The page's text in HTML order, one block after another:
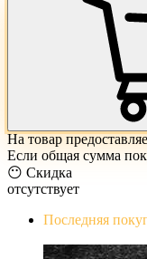
На товар
Если общая сумма
😶 Скидка
отсутствует
Последняя